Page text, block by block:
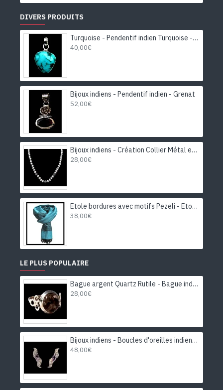
vous de jouer.
Des conseils simples pour nettoyer
vos bijoux en argent
DIVERS PRODUITS
Turquoise - Pendentif indien Turquoise - Bijoux Inde
40,00€
Bijoux indiens - Pendentif indien - Grenat
52,00€
Bijoux indiens - Création Collier Métal et Pierre de Lune
28,00€
Etole bordures avec motifs Pezeli - Etole indienne
38,00€
LE PLUS POPULAIRE
Bague argent Quartz Rutile - Bague indienne - Bijoux indiens
28,00€
Bijoux indiens - Boucles d'oreilles indiennes rhodiées Améthyste
48,00€